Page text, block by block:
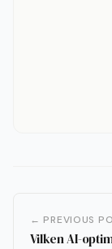
← PREVIOUS
Vilken AI-